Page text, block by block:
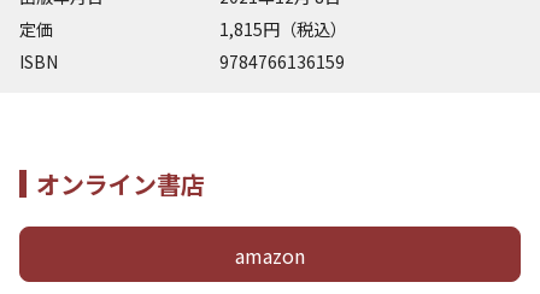
定価
1,815円（税込）
ISBN
9784766136159
オンライン書店
amazon